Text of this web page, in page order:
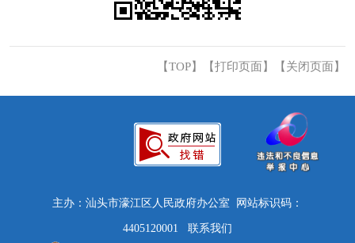
【TOP】 【打印页面 】【 关闭页面 】
主办：汕头市濠江区人民政府办公室 网站标识码：
4405120001 联系我们